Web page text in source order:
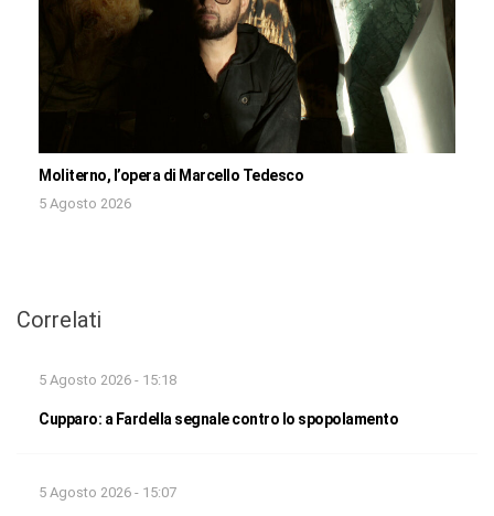
Moliterno, l’opera di Marcello Tedesco
5 Agosto 2026
Correlati
5 Agosto 2026 - 15:18
Cupparo: a Fardella segnale contro lo spopolamento
5 Agosto 2026 - 15:07